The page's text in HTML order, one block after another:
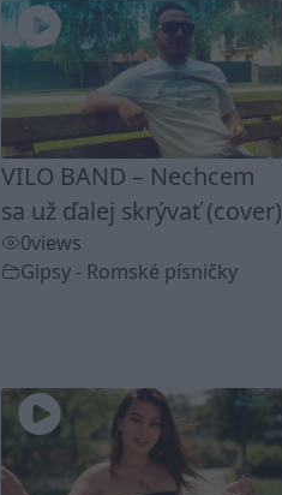
VILO BAND – Nechcem
sa už ďalej skrývať (cover)
0views
Gipsy - Romské písničky